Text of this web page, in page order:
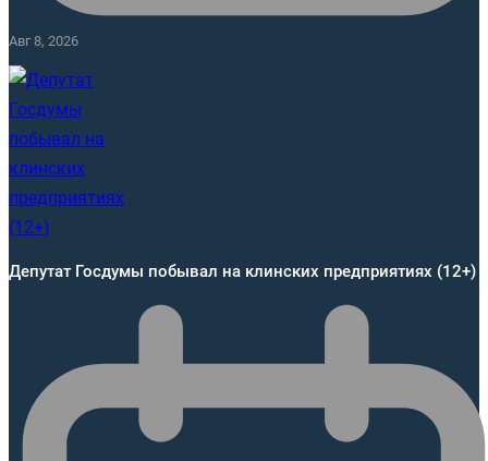
Авг 8, 2026
Депутат Госдумы побывал на клинских предприятиях (12+)